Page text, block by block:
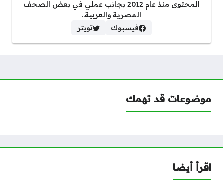
المحتوى منذ عام 2012 بجانب عملي في بعض الصحف
المصرية والعربية..
فيسبوك
تويتر
موضوعات قد تهمك
اقرأ أيضا